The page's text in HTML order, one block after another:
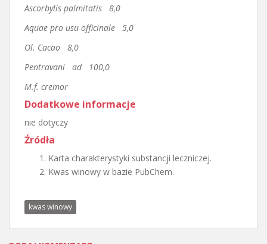
Ascorbylis palmitatis 8,0
Aquae pro usu officinale 5,0
Ol. Cacao 8,0
Pentravani ad 100,0
M.f. cremor
Dodatkowe informacje
nie dotyczy
Źródła
Karta charakterystyki substancji leczniczej.
Kwas winowy w bazie PubChem.
kwas winowy